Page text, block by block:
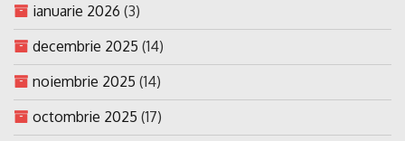
ianuarie 2026 (3)
decembrie 2025 (14)
noiembrie 2025 (14)
octombrie 2025 (17)